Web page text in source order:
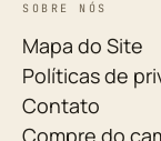
SOBRE NÓS
Mapa do Site
Políticas de
Contato
Compre do